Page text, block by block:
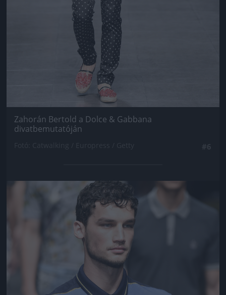
Zahorán Bertold a Dolce & Gabbana
divatbemutatóján
Jön még kép!